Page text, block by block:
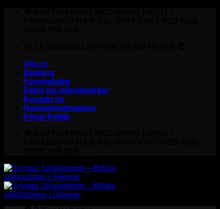
Om os
Betaling
Forsendelse
Retur og refunderinger
Kontakt os
Handelsbetingelser
Privat Politik